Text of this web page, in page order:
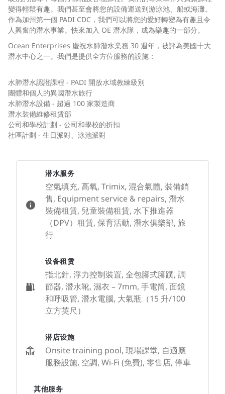
變得輕鬆有趣。我們甚至會將您的設備運送到游泳池、船或海灘。
作為加州第一個 PADI CDC，我們可以將您的愛好轉變為有趣且令
人興奮的潛水事業。快來加入 OE 潛水隊，成為樂趣的一部分。
Ocean Enterprises 慶祝水肺潛水業務 30 週年，被評為美國十大
潛水中心之一。我們是提供全方位服務的設施：
水肺潛水認證課程 - PADI 開放水域教練級別
團體和個人的異國潛水旅行
水肺潛水設備 - 超過 100 家製造商
潛水裝備維修租賃部
公司和學校計劃 - 公司和學校的折扣
社區計劃 - 生日派對、泳池派對
潜水服务
空氣填充, 高氧, Trimix, 混合氣體, 裝備銷
售, Equipment service & repairs, 潛水
裝備租賃, 兒童裝備租賃, 水下推進器
（DPV）租賃, 保育活動, 潛水俱樂部, 旅
行
设备租赁
指北針, 浮力控制裝置, 全包腳式腳蹼, 調
節器, 潛水靴, 濕衣 – 7mm, 手電筒, 面鏡
和呼吸管, 潛水電腦, 大氣瓶（15 升/100
立方英尺）
潜店设施
Onsite training pool, 現場課堂, 自適應
服務設施, 空調, Wi-Fi (免費), 零售店, 停車
其他服务